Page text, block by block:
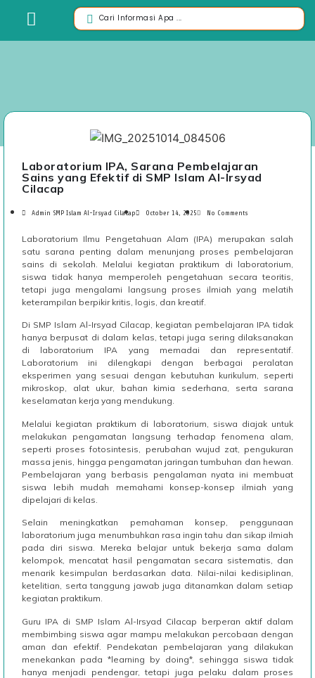
Laboratorium IPA, Sarana Pembelajaran
Sains yang Efektif di SMP Islam Al-Irsyad
Cilacap
Admin SMP Islam Al-Irsyad Cilacap October 14, 2025 No Comments
Laboratorium Ilmu Pengetahuan Alam (IPA) merupakan salah
satu sarana penting dalam menunjang proses pembelajaran
sains di sekolah. Melalui kegiatan praktikum di laboratorium,
siswa tidak hanya memperoleh pengetahuan secara teoritis,
tetapi juga mengalami langsung proses ilmiah yang melatih
keterampilan berpikir kritis, logis, dan kreatif.
Di SMP Islam Al-Irsyad Cilacap, kegiatan pembelajaran IPA tidak
hanya berpusat di dalam kelas, tetapi juga sering dilaksanakan
di laboratorium IPA yang memadai dan representatif.
Laboratorium ini dilengkapi dengan berbagai peralatan
eksperimen yang sesuai dengan kebutuhan kurikulum, seperti
mikroskop, alat ukur, bahan kimia sederhana, serta sarana
keselamatan kerja yang mendukung.
Melalui kegiatan praktikum di laboratorium, siswa diajak untuk
melakukan pengamatan langsung terhadap fenomena alam,
seperti proses fotosintesis, perubahan wujud zat, pengukuran
massa jenis, hingga pengamatan jaringan tumbuhan dan hewan.
Pembelajaran yang berbasis pengalaman nyata ini membuat
siswa lebih mudah memahami konsep-konsep ilmiah yang
dipelajari di kelas.
Selain meningkatkan pemahaman konsep, penggunaan
laboratorium juga menumbuhkan rasa ingin tahu dan sikap ilmiah
pada diri siswa. Mereka belajar untuk bekerja sama dalam
kelompok, mencatat hasil pengamatan secara sistematis, dan
menarik kesimpulan berdasarkan data. Nilai-nilai kedisiplinan,
ketelitian, serta tanggung jawab juga ditanamkan dalam setiap
kegiatan praktikum.
Guru IPA di SMP Islam Al-Irsyad Cilacap berperan aktif dalam
membimbing siswa agar mampu melakukan percobaan dengan
aman dan efektif. Pendekatan pembelajaran yang dilakukan
menekankan pada *learning by doing*, sehingga siswa tidak
hanya menjadi pendengar, tetapi juga pelaku dalam proses